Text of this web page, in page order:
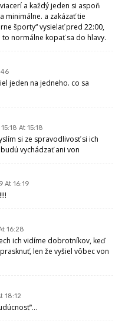
a každý jeden si aspoň
a zakázať tie
športy“ vysielať pred 22:00,
normálne kopať sa do hlavy.
jeden na jedneho. co sa
At 15:18
si ze spravodlivosť si ich
vychádzať ani von
At 16:19
16:28
ich vidíme dobrotníkov, keď
len že vyšiel vôbec von
18:12